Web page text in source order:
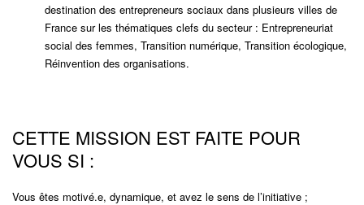
destination des entrepreneurs sociaux dans plusieurs villes de
France sur les thématiques clefs du secteur : Entrepreneuriat
social des femmes, Transition numérique, Transition écologique,
Réinvention des organisations.
CETTE MISSION EST FAITE POUR
VOUS SI :
Vous êtes motivé.e, dynamique, et avez le sens de l’initiative ;